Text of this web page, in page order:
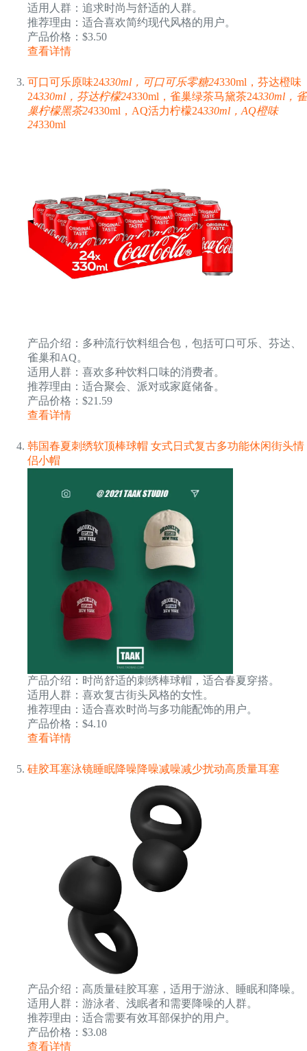
适用人群：追求时尚与舒适的人群。
推荐理由：适合喜欢简约现代风格的用户。
产品价格：$3.50
查看详情
可口可乐原味24330ml，可口可乐零糖24330ml，芬达橙味
24330ml，芬达柠檬24330ml，雀巢绿茶马黛茶24330ml，雀
巢柠檬黑茶24330ml，AQ活力柠檬24330ml，AQ橙味
24330ml
产品介绍：多种流行饮料组合包，包括可口可乐、芬达、
雀巢和AQ。
适用人群：喜欢多种饮料口味的消费者。
推荐理由：适合聚会、派对或家庭储备。
产品价格：$21.59
查看详情
韩国春夏刺绣软顶棒球帽 女式日式复古多功能休闲街头情
侣小帽
产品介绍：时尚舒适的刺绣棒球帽，适合春夏穿搭。
适用人群：喜欢复古街头风格的女性。
推荐理由：适合喜欢时尚与多功能配饰的用户。
产品价格：$4.10
查看详情
硅胶耳塞泳镜睡眠降噪降噪减噪减少扰动高质量耳塞
产品介绍：高质量硅胶耳塞，适用于游泳、睡眠和降噪。
适用人群：游泳者、浅眠者和需要降噪的人群。
推荐理由：适合需要有效耳部保护的用户。
产品价格：$3.08
查看详情